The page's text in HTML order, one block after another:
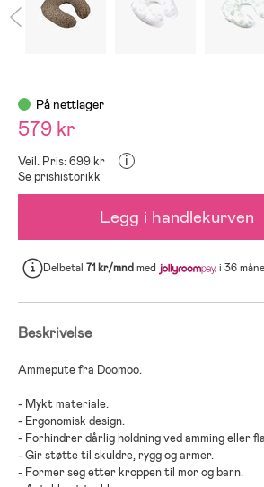
På nettlager
579 kr
Veil. Pris: 699 kr i
Se prishistorikk
Legg i handlekurven
Delbetal 71 kr/mndmed i 36
Beskrivelse
Ammepute fra Doomoo.
- Mykt materiale.
- Ergonomisk design.
- Forhindrer dårlig holdning ved amming eller
- Gir støtte til skuldre, rygg og armer.
- Former seg etter kroppen til mor og barn.